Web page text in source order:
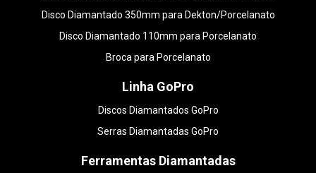
Disco Diamantado 350mm para Dekton/Porcelanato
Disco Diamantado 110mm para Porcelanato
Broca para Porcelanato
Linha GoPro
Discos Diamantados GoPro
Serras Diamantadas GoPro
Ferramentas Diamantadas